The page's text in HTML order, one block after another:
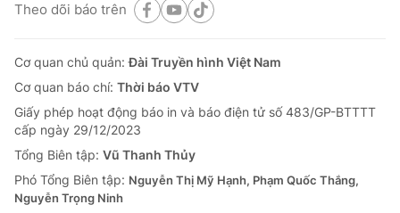
Theo dõi báo trên
Cơ quan chủ quản:Đài Truyền hình Việt Nam
Cơ quan báo chí: Thời báo VTV
Giấy phép hoạt động báo in và báo điện tử số 483/GP-BTTTT
cấp ngày 29/12/2023
Tổng Biên tập: Vũ Thanh Thủy
Phó Tổng Biên tập: Nguyễn Thị Mỹ Hạnh, Phạm Quốc Thắng,
Nguyễn Trọng Ninh